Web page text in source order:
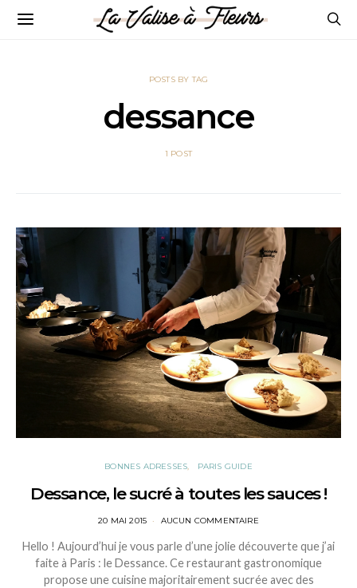
POSTS BY TAG
dessance
1 POST
BONNES ADRESSES PARIS GUIDE
Dessance, le sucré à toutes les sauces !
POSTED
20 MAI 2015 AUCUN COMMENTAIRE
Hello ! Aujourd’hui je vous parle d’une jolie découverte que j’ai
faite à Paris : le Dessance. Ce restaurant gastronomique
propose une cuisine majoritairement sucrée avec des